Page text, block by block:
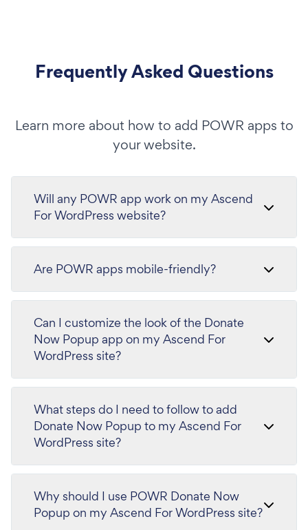
Frequently Asked Questions
Learn more about how to add POWR apps to
your website.
Will any POWR app work on my Ascend
For WordPress website?
Are POWR apps mobile-friendly?
Can I customize the look of the Donate
Now Popup app on my Ascend For
WordPress site?
What steps do I need to follow to add
Donate Now Popup to my Ascend For
WordPress site?
Why should I use POWR Donate Now
Popup on my Ascend For WordPress site?